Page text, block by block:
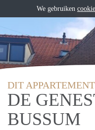
DIT
DE
BUSSUM
We gebruiken